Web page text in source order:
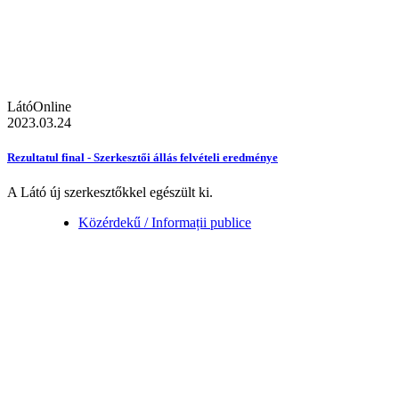
LátóOnline
2023.03.24
Rezultatul final - Szerkesztői állás felvételi eredménye
A Látó új szerkesztőkkel egészült ki.
Közérdekű / Informații publice